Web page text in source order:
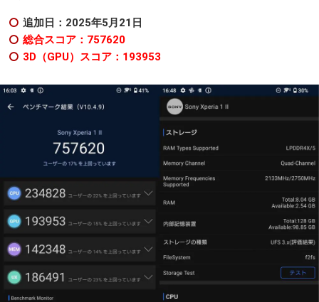
追加日：2025年5月21日
総合スコア：757620
3D（GPU）スコア：193953